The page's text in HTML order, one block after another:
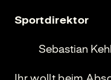
Sportdirektor
Sebastian Kehl